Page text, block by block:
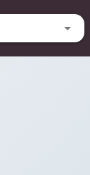
a pizza